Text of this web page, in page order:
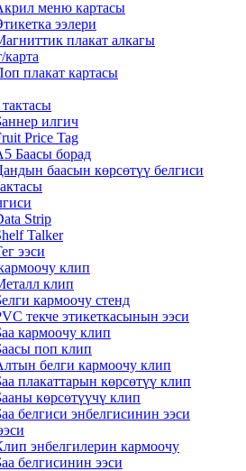
меню картасы
ээлери
плакат алкагы
плакат картасы
илгич
Price Tag
Баасы борад
баасын көрсөтүү белгиси
Strip
Talker
ээси
клип
клип
кармоочу стенд
текче этикеткасынын ээси
кармоочу клип
поп клип
белги кармоочу клип
плакаттарын көрсөтүү клип
көрсөтүүчү клип
белгиси энбелгисинин ээси
энбелгилерин кармоочу
белгисинин ээси